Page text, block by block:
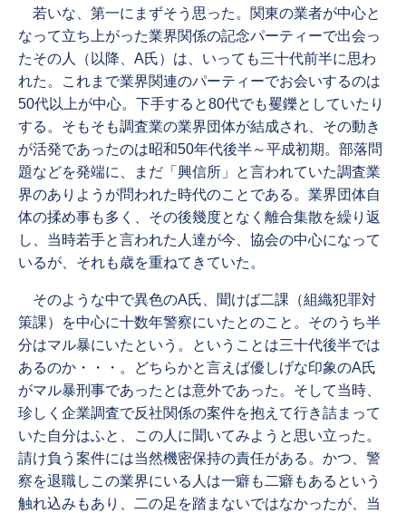
若いな、第一にまずそう思った。関東の業者が中心と
なって立ち上がった業界関係の記念パーティーで出会っ
たその人（以降、A氏）は、いっても三十代前半に思わ
れた。これまで業界関連のパーティーでお会いするのは
50代以上が中心。下手すると80代でも矍鑠としていたり
する。そもそも調査業の業界団体が結成され、その動き
が活発であったのは昭和50年代後半～平成初期。部落問
題などを発端に、まだ「興信所」と言われていた調査業
界のありようが問われた時代のことである。業界団体自
体の揉め事も多く、その後幾度となく離合集散を繰り返
し、当時若手と言われた人達が今、協会の中心になって
いるが、それも歳を重ねてきていた。
そのような中で異色のA氏、聞けば二課（組織犯罪対
策課）を中心に十数年警察にいたとのこと。そのうち半
分はマル暴にいたという。ということは三十代後半では
あるのか・・・。どちらかと言えば優しげな印象のA氏
がマル暴刑事であったとは意外であった。そして当時、
珍しく企業調査で反社関係の案件を抱えて行き詰まって
いた自分はふと、この人に聞いてみようと思い立った。
請け負う案件には当然機密保持の責任がある。かつ、警
察を退職しこの業界にいる人は一癖も二癖もあるという
触れ込みもあり、二の足を踏まないではなかったが、当